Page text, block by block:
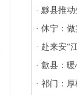
圈
· 黟县推
· 休宁：做
全屏障
· 赴来安“
· 歙县：暖
· 祁门：